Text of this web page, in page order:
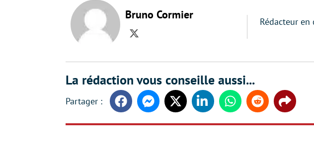
Bruno Cormier
Twitter
Rédacteur en
La rédaction vous conseille aussi...
FacebookMessengerTwitter LinkedinWhatsappReddit Share